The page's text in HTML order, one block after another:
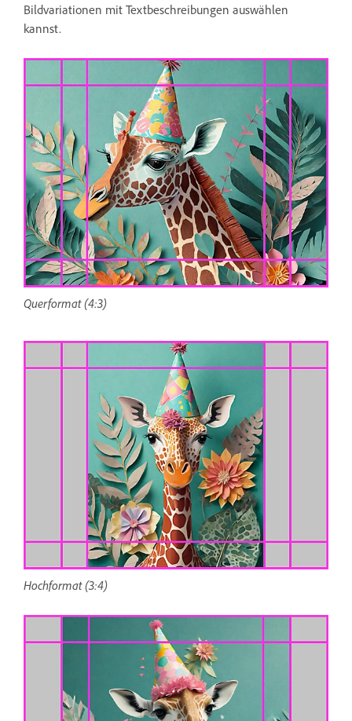
Bildvariationen mit Textbeschreibungen auswählen
kannst.
Querformat (4:3)
Hochformat (3:4)